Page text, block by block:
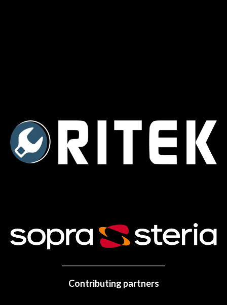
Contributing partners